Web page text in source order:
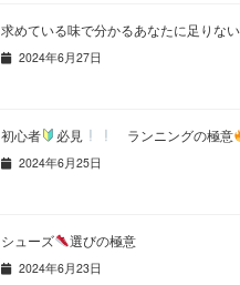
求めている味で分かるあなたに足りな
2024年6月27日
初心者 必見 ランニングの極意
2024年6月25日
シューズ 選びの極意
2024年6月23日